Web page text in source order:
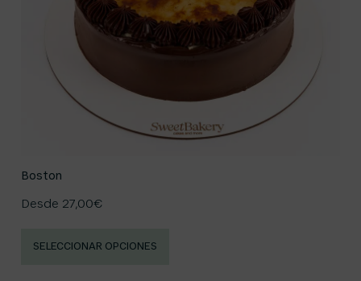
Boston
Desde 27,00€
SELECCIONAR OPCIONES